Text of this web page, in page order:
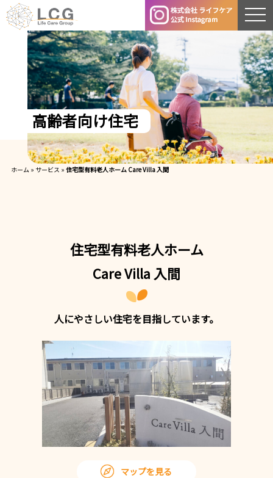
高齢者向け住宅
ホーム» サービス » 住宅型有料老人ホーム Care Villa 入間
住宅型有料老人ホーム
Care Villa 入間
人にやさしい住宅を目指しています。
マップを見る